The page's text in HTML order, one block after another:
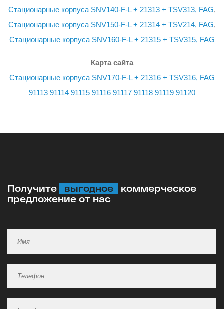
Стационарные корпуса SNV140-F-L + 21313 + TSV313, FAG,
Стационарные корпуса SNV150-F-L + 21314 + TSV214, FAG,
Стационарные корпуса SNV160-F-L + 21315 + TSV315, FAG
Карта сайта
Стационарные корпуса SNV170-F-L + 21316 + TSV316, FAG
91113 91114 91115 91116 91117 91118 91119 91120
Получите выгодное
коммерческое
предложение от нас